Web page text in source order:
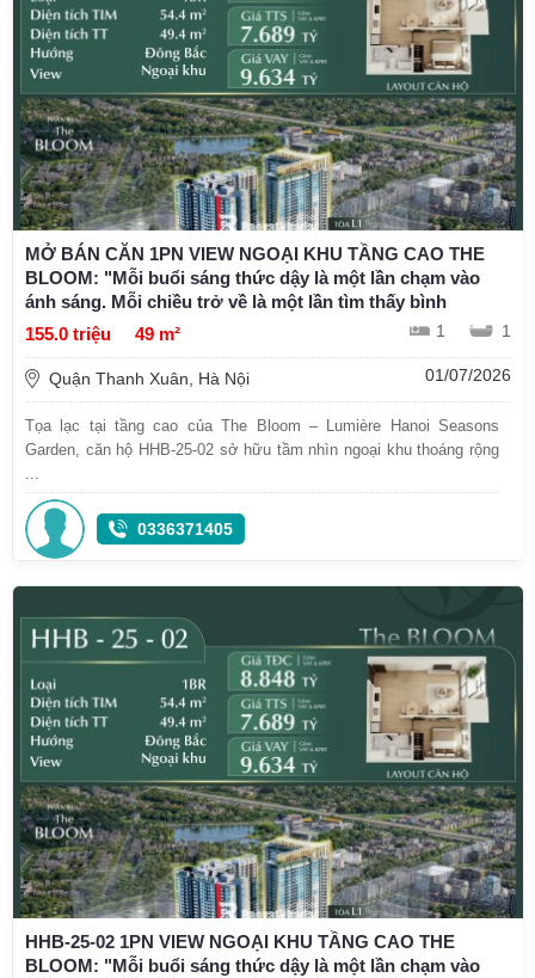
MỞ BÁN CĂN 1PN VIEW NGOẠI KHU TẦNG CAO THE
BLOOM: "Mỗi buổi sáng thức dậy là một lần chạm vào
ánh sáng. Mỗi chiều trở về là một lần tìm thấy bình
155.0 triệu
49 m² 1 1
Quận Thanh Xuân, Hà Nội 01/07/2026
Tọa lạc tại tầng cao của The Bloom – Lumière Hanoi Seasons
Garden, căn hộ HHB-25-02 sở hữu tầm nhìn ngoại khu thoáng rộng
...
0336371405
HHB-25-02 1PN VIEW NGOẠI KHU TẦNG CAO THE
BLOOM: "Mỗi buổi sáng thức dậy là một lần chạm vào